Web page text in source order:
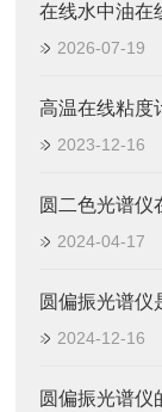
在线水中油在
2026-07-19
高温在线粘度
2023-12-16
圆二色光谱仪
2024-04-17
圆偏振光谱仪
2024-12-16
圆偏振光谱仪